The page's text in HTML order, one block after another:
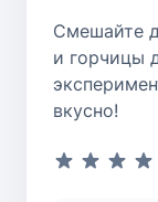
Смешайте
и горчицы
вкусно!